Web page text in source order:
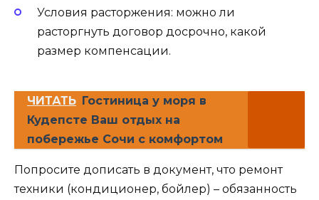
Условия расторжения: можно ли
расторгнуть договор досрочно, какой
размер компенсации.
ЧИТАТЬ Гостиница у моря в
Кудепсте Ваш отдых на
побережье Сочи с комфортом
Попросите дописать в документ, что ремонт
техники (кондиционер, бойлер) – обязанность